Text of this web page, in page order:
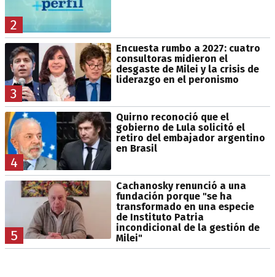
2
3
Encuesta rumbo a 2027: cuatro
consultoras midieron el
desgaste de Milei y la crisis de
liderazgo en el peronismo
4
Quirno reconoció que el
gobierno de Lula solicitó el
retiro del embajador argentino
en Brasil
5
Cachanosky renunció a una
fundación porque "se ha
transformado en una especie
de Instituto Patria
incondicional de la gestión de
Milei"